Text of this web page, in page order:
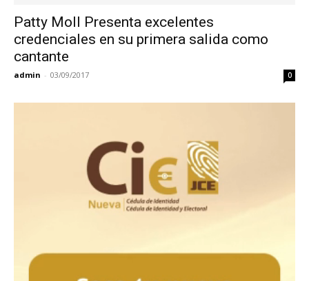
Patty Moll Presenta excelentes
credenciales en su primera salida como
cantante
admin - 03/09/2017 0